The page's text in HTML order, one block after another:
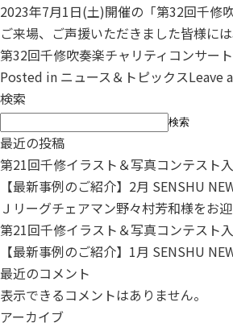
2023年7月1日(土)開催の「第32回千修
ご来場、ご声援いただきました皆様に
第32回千修吹奏楽チャリティコンサー
Posted in ニュース＆トピックスLeave
検索
検索
最近の投稿
第21回千修イラスト＆写真コンテスト
【最新事例のご紹介】2月 SENSHU
Ｊリーグチェアマン野々村芳和様をお
第21回千修イラスト＆写真コンテスト
【最新事例のご紹介】1月 SENSHU
最近のコメント
表示できるコメントはありません。
アーカイブ